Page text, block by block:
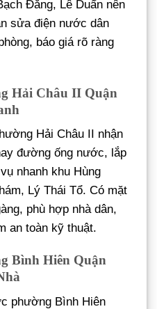
Đằng, Lê Duẩn nên
sửa điện nước dân
báo giá rõ ràng
Hải Châu II Quận
Hải Châu II nhận
đường ống nước, lắp
nhanh khu Hùng
Lý Thái Tổ. Có mặt
phù hợp nhà dân,
an toàn kỹ thuật.
Bình Hiên Quận
phường Bình Hiên